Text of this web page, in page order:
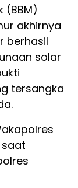
(BBM)
akhirnya
berhasil
solar
tersangka
saat